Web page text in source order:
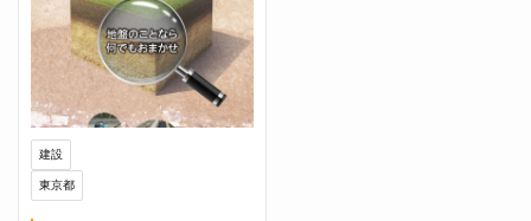
建設
東京都